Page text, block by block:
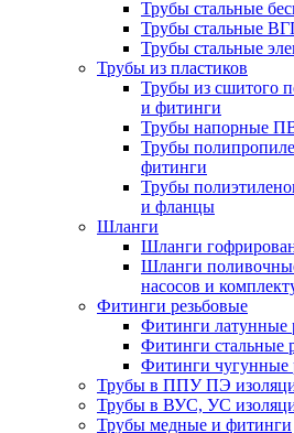
Трубы стальные
Трубы стальные
Трубы стальные
Трубы из пластиков
Трубы из сшитого
и фитинги
Трубы напорные
Трубы
фитинги
Трубы
и фланцы
Шланги
Шланги
Шланги
насосов и
Фитинги резьбовые
Фитинги латунные
Фитинги стальные
Фитинги чугунные
Трубы в ППУ ПЭ
Трубы в ВУС, УС
Трубы медные и фитинги